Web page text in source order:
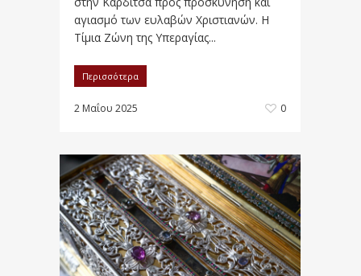
αγιασμό των ευλαβών Χριστιανών. Η
Τίμια Ζώνη της Υπεραγίας...
Περισσότερα
2 Μαΐου 2025 0